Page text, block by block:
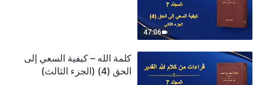
47:06
كلمة الله – كيفية السعي إلى
الحق (4) (الجزء الثالث)